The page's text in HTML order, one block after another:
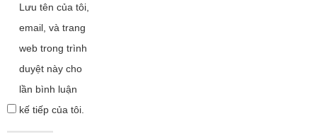
Lưu tên của tôi,
email, và trang
web trong trình
duyệt này cho
lần bình luận
kế tiếp của tôi.